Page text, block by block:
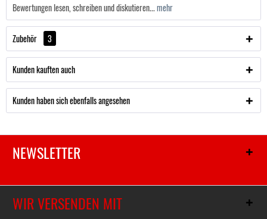
Bewertungen lesen, schreiben und diskutieren...mehr
Zubehör 3
Kunden kauften auch
Kunden haben sich ebenfalls angesehen
NEWSLETTER
WIR VERSENDEN MIT